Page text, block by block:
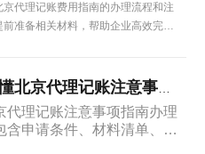
京代理记账费用指南的办理流程和注
前准备相关材料，帮助企业高效完成
一文读懂北京代理记账注意事项指南
代理记账注意事项指南办理
含申请条件、材料清单、办